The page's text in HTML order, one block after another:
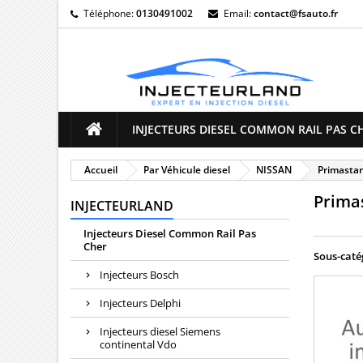
Téléphone:0130491002 Email:contact@fsauto.fr
INJECTEURS DIESEL COMMON RAIL PAS
Accueil Par Véhicule diesel NISSAN Primastar
INJECTEURLAND
Injecteurs Diesel Common Rail Pas
Cher
Injecteurs Bosch
Injecteurs Delphi
Injecteurs diesel Siemens
continental Vdo
Sous-